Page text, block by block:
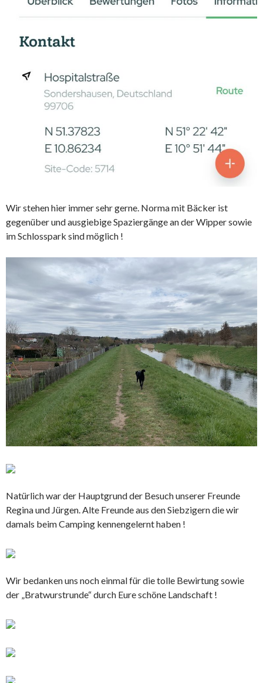
Wir stehen hier immer sehr gerne. Norma mit Bäcker ist
gegenüber und ausgiebige Spaziergänge an der Wipper sowie
im Schlosspark sind möglich !
Natürlich war der Hauptgrund der Besuch unserer Freunde
Regina und Jürgen. Alte Freunde aus den Siebzigern die wir
damals beim Camping kennengelernt haben !
Wir bedanken uns noch einmal für die tolle Bewirtung sowie
der „Bratwurstrunde“ durch Eure schöne Landschaft !